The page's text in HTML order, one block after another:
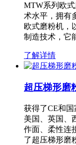
MTW系列欧
术水平，拥有
欧式磨粉机，
制造技术，它
了解详情
超压梯形磨
获得了CE和国
美国、英国、
作面、柔性连
了超压梯形磨